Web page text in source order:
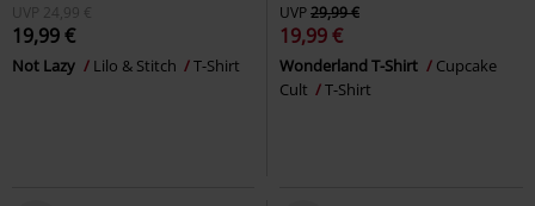
UVP
24,99 €
19,99 €
Not Lazy Lilo & Stitch T-Shirt
UVP29,99 €
19,99 €
Wonderland T-Shirt
Cupcake
Cult
T-Shirt